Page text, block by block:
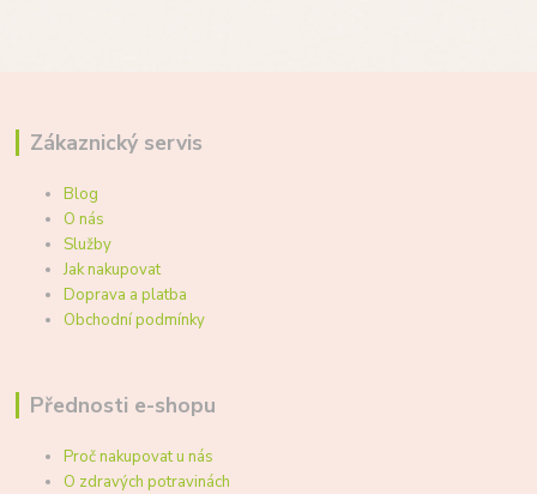
Zákaznický servis
Blog
O nás
Služby
Jak nakupovat
Doprava a platba
Obchodní podmínky
Přednosti e-shopu
Proč nakupovat u nás
O zdravých potravinách